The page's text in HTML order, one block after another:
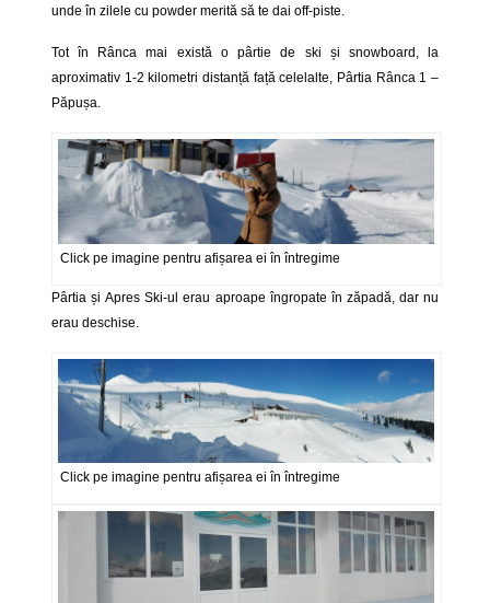
unde în zilele cu powder merită să te dai off-piste.
Tot în Rânca mai există o pârtie de ski și snowboard, la
aproximativ 1-2 kilometri distanță față celelalte, Pârtia Rânca 1 –
Păpușa.
Click pe imagine pentru afișarea ei în întregime
Pârtia și Apres Ski-ul erau aproape îngropate în zăpadă, dar nu
erau deschise.
Click pe imagine pentru afișarea ei în întregime